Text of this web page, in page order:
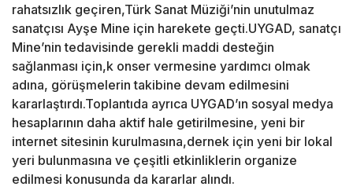
rahatsızlık geçiren,Türk Sanat Müziği’nin unutulmaz
sanatçısı Ayşe Mine için harekete geçti.UYGAD, sanatçı
Mine’nin tedavisinde gerekli maddi desteğin
sağlanması için,k onser vermesine yardımcı olmak
adına, görüşmelerin takibine devam edilmesini
kararlaştırdı.Toplantıda ayrıca UYGAD’ın sosyal medya
hesaplarının daha aktif hale getirilmesine, yeni bir
internet sitesinin kurulmasına,dernek için yeni bir lokal
yeri bulunmasına ve çeşitli etkinliklerin organize
edilmesi konusunda da kararlar alındı.